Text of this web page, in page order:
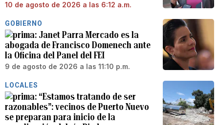
10 de agosto de 2026 a las 6:12 a.m.
GOBIERNO
Janet Parra Mercado es la
abogada de Francisco Domenech ante
la Oficina del Panel del FEI
9 de agosto de 2026 a las 11:10 p.m.
LOCALES
“Estamos tratando de ser
razonables”: vecinos de Puerto Nuevo
se preparan para inicio de la